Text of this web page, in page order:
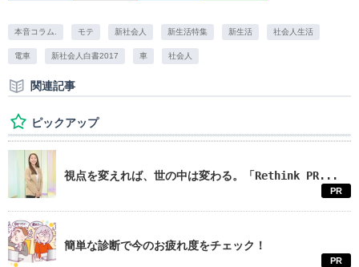
本音コラム. モテ 新社会人 新生活特集 新生活 社会人生活
電車 新社会人白書2017 車 社会人
関連記事
ピックアップ
視点を変えれば、世の中は変わる。「Rethink PR...
PR
簡単な診断で今のお疲れ度をチェック！
PR